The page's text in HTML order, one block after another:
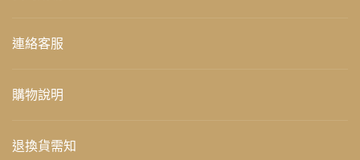
連絡客服
購物說明
退換貨需知